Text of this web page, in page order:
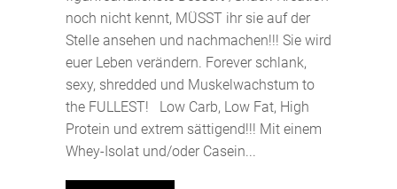
noch nicht kennt, MÜSST ihr sie auf der
Stelle ansehen und nachmachen!!! Sie wird
euer Leben verändern. Forever schlank,
sexy, shredded und Muskelwachstum to
the FULLEST! Low Carb, Low Fat, High
Protein und extrem sättigend!!! Mit einem
Whey-Isolat und/oder Casein...